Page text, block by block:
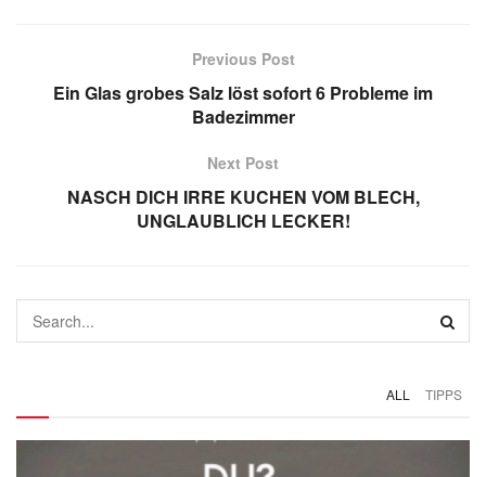
Previous Post
Ein Glas grobes Salz löst sofort 6 Probleme im
Badezimmer
Next Post
NASCH DICH IRRE KUCHEN VOM BLECH,
UNGLAUBLICH LECKER!
ALL TIPPS